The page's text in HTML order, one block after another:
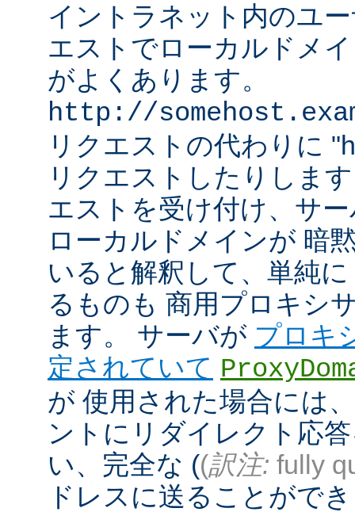
イントラネット内のユ
エストでローカルドメ
がよくあります。
http://
リクエストの代わりに
リクエストしたりしま
エストを受け付け、サ
ローカルドメインが 暗
いると解釈して、単純
るものも 商用プロキシ
ます。 サーバが プロキ
定されていて
が 使用された場合には
ントにリダイレクト応
い、完全な ((訳注: fully
ドレスに送ることがで